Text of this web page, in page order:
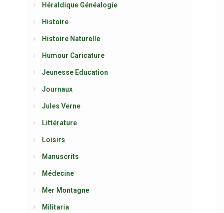
Héraldique Généalogie
Histoire
Histoire Naturelle
Humour Caricature
Jeunesse Education
Journaux
Jules Verne
Littérature
Loisirs
Manuscrits
Médecine
Mer Montagne
Militaria